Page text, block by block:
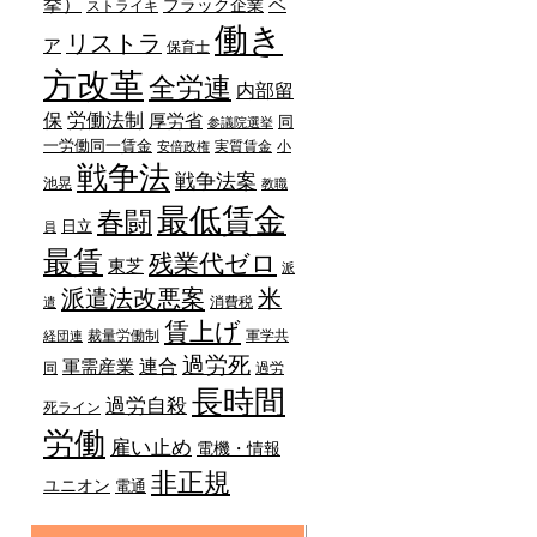
ストライキ ブラック企業 ベ
ア リストラ 保育士 働き
方改革全労連 内部留
保 労働法制 厚労省 参議院選挙 同
一労働同一賃金 安倍政権 実質賃金 小
池晃 戦争法 戦争法案 教職
員 日立 春闘 最低賃金
最賃 東芝 残業代ゼロ 派
遣 派遣法改悪案 消費税 米
経団連 裁量労働制 賃上げ 軍学共
同 軍需産業 連合 過労死 過労
死ライン 過労自殺 長時間
労働 雇い止め 電機・情報
ユニオン 電通 非正規